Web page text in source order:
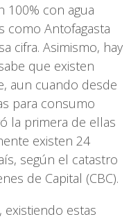
100% con agua
como Antofagasta
cifra. Asimismo, hay
que existen
aun cuando desde
para consumo
la primera de ellas
existen 24
según el catastro
de Capital (CBC).
existiendo estas